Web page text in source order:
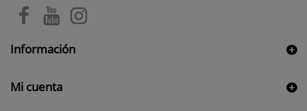
Información
Mi cuenta